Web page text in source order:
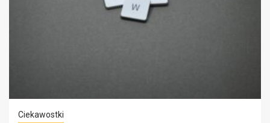
Ciekawostki